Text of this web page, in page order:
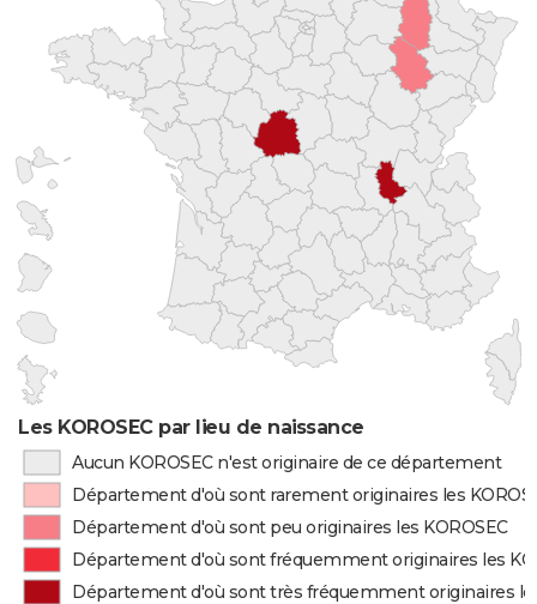
Les KOROSEC par lieu de naissance
Aucun KOROSEC n'est originaire de ce département
Département d'où sont rarement originaires les
Département d'où sont peu originaires les KOROSEC
Département d'où sont fréquemment originaires les
Département d'où sont très fréquemment originaires